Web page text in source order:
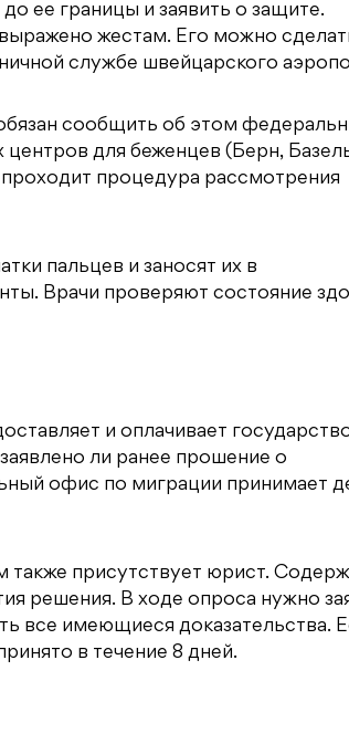
ее границы и заявить о защите.
жестам. Его можно
службе швейцарского
сообщить об этом
для беженцев (Берн,
процедура рассмотрения
пальцев и заносят их в
Врачи проверяют состояние
и оплачивает
ли ранее прошение о
офис по миграции принимает
также присутствует юрист.
решения. В ходе опроса нужно
все имеющиеся доказательства.
в течение 8 дней.